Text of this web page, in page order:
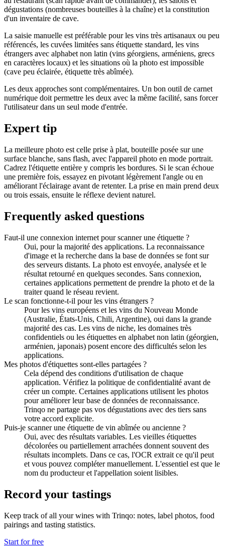
dégustations (nombreuses bouteilles à la chaîne) et la constitution
d'un inventaire de cave.
La saisie manuelle est préférable pour les vins très artisanaux ou peu
référencés, les cuvées limitées sans étiquette standard, les vins
étrangers avec alphabet non latin (vins géorgiens, arméniens, grecs
en caractères locaux) et les situations où la photo est impossible
(cave peu éclairée, étiquette très abîmée).
Les deux approches sont complémentaires. Un bon outil de carnet
numérique doit permettre les deux avec la même facilité, sans forcer
l'utilisateur dans un seul mode d'entrée.
Expert tip
La meilleure photo est celle prise à plat, bouteille posée sur une
surface blanche, sans flash, avec l'appareil photo en mode portrait.
Cadrez l'étiquette entière y compris les bordures. Si le scan échoue
une première fois, essayez en pivotant légèrement l'angle ou en
améliorant l'éclairage avant de retenter. La prise en main prend deux
ou trois essais, ensuite le réflexe devient naturel.
Frequently asked questions
Faut-il une connexion internet pour scanner une étiquette ?
Oui, pour la majorité des applications. La reconnaissance
d'image et la recherche dans la base de données se font sur
des serveurs distants. La photo est envoyée, analysée et le
résultat retourné en quelques secondes. Sans connexion,
certaines applications permettent de prendre la photo et de la
traiter quand le réseau revient.
Le scan fonctionne-t-il pour les vins étrangers ?
Pour les vins européens et les vins du Nouveau Monde
(Australie, États-Unis, Chili, Argentine), oui dans la grande
majorité des cas. Les vins de niche, les domaines très
confidentiels ou les étiquettes en alphabet non latin (géorgien,
arménien, japonais) posent encore des difficultés selon les
applications.
Mes photos d'étiquettes sont-elles partagées ?
Cela dépend des conditions d'utilisation de chaque
application. Vérifiez la politique de confidentialité avant de
créer un compte. Certaines applications utilisent les photos
pour améliorer leur base de données de reconnaissance.
Trinqo ne partage pas vos dégustations avec des tiers sans
votre accord explicite.
Puis-je scanner une étiquette de vin abîmée ou ancienne ?
Oui, avec des résultats variables. Les vieilles étiquettes
décolorées ou partiellement arrachées donnent souvent des
résultats incomplets. Dans ce cas, l'OCR extrait ce qu'il peut
et vous pouvez compléter manuellement. L'essentiel est que le
nom du producteur et l'appellation soient lisibles.
Record your tastings
Keep track of all your wines with Trinqo: notes, label photos, food
pairings and tasting statistics.
Start for free